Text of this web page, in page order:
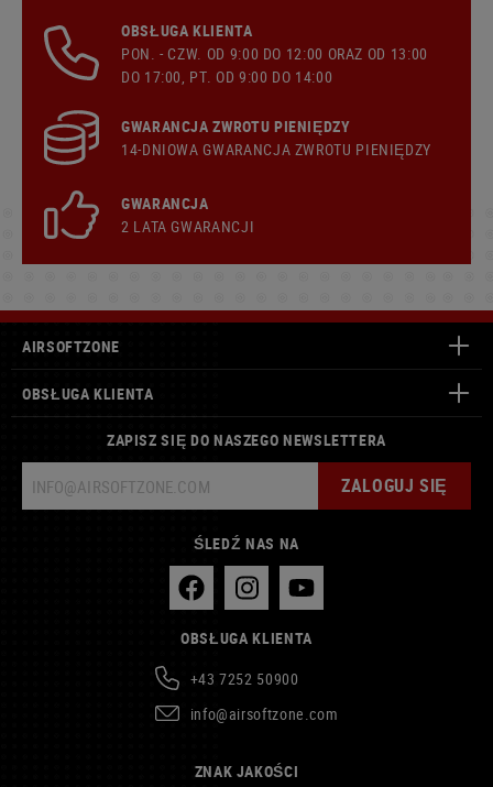
OBSŁUGA KLIENTA
PON. - CZW. OD 9:00 DO 12:00 ORAZ OD 13:00
DO 17:00, PT. OD 9:00 DO 14:00
GWARANCJA ZWROTU PIENIĘDZY
14-DNIOWA GWARANCJA ZWROTU PIENIĘDZY
GWARANCJA
2 LATA GWARANCJI
AIRSOFTZONE
OBSŁUGA KLIENTA
ZAPISZ SIĘ DO NASZEGO NEWSLETTERA
ZALOGUJ SIĘ
ŚLEDŹ NAS NA
OBSŁUGA KLIENTA
+43 7252 50900
info@airsoftzone.com
ZNAK JAKOŚCI